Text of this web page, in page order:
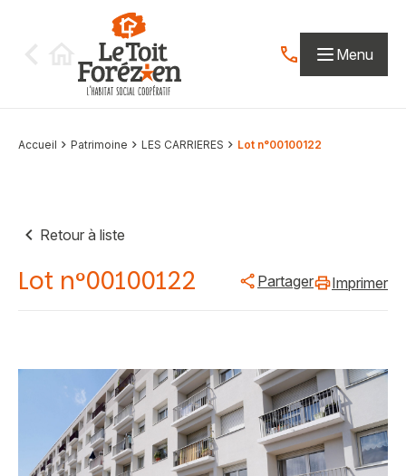
Contactez-nous
Menu
Accueil Patrimoine LES CARRIERES Lot n°00100122
Retour à liste
Lot n°00100122 Partager Imprimer